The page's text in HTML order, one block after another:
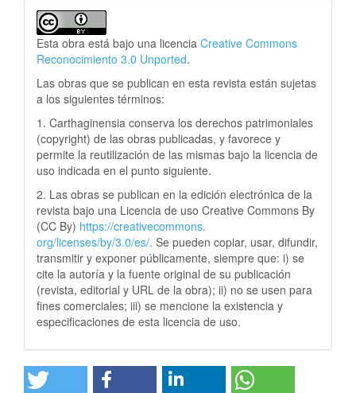
Esta obra está bajo una licencia Creative Commons
Reconocimiento 3.0 Unported.
Las obras que se publican en esta revista están sujetas
a los siguientes términos:
1. Carthaginensia conserva los derechos patrimoniales
(copyright) de las obras publicadas, y favorece y
permite la reutilización de las mismas bajo la licencia de
uso indicada en el punto siguiente.
2. Las obras se publican en la edición electrónica de la
revista bajo una Licencia de uso Creative Commons By
(CC By) https://creativecommons.
org/licenses/by/3.0/es/. Se pueden copiar, usar, difundir,
transmitir y exponer públicamente, siempre que: i) se
cite la autoría y la fuente original de su publicación
(revista, editorial y URL de la obra); ii) no se usen para
fines comerciales; iii) se mencione la existencia y
especificaciones de esta licencia de uso.